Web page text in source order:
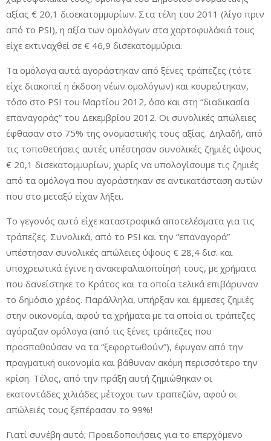
αξίας € 20,1 δισεκατομμυρίων. Στα τέλη του 2011 (λίγο πριν
από το PSI), η αξία των ομολόγων στα χαρτοφυλάκιά τους
είχε εκτιναχθεί σε € 46,9 δισεκατομμύρια.
Τα ομόλογα αυτά αγοράστηκαν από ξένες τράπεζες (τότε
είχε διακοπεί η έκδοση νέων ομολόγων) και κουρεύτηκαν,
τόσο στο PSI του Μαρτίου 2012, όσο και στη “διαδικασία
επαναγοράς” του Δεκεμβρίου 2012. Οι συνολικές απώλειες
έφθασαν στο 75% της ονομαστικής τους αξίας. Δηλαδή, από
τις τοποθετήσεις αυτές υπέστησαν συνολικές ζημιές ύψους
€ 20,1 δισεκατομμυρίων, χωρίς να υπολογίσουμε τις ζημιές
από τα ομόλογα που αγοράστηκαν σε αντικατάσταση αυτών
που στο μεταξύ είχαν λήξει.
Το γεγονός αυτό είχε καταστροφικά αποτελέσματα για τις
τράπεζες. Συνολικά, από το PSI και την “επαναγορά”
υπέστησαν συνολικές απώλειες ύψους € 28,4 δισ. και
υποχρεωτικά έγινε η ανακεφαλαιοποίησή τους, με χρήματα
που δανείστηκε το Κράτος και τα οποία τελικά επιβάρυναν
το δημόσιο χρέος. Παράλληλα, υπήρξαν και έμμεσες ζημιές
στην οικονομία, αφού τα χρήματα με τα οποία οι τράπεζες
αγόραζαν ομόλογα (από τις ξένες τράπεζες που
προσπαθούσαν να τα “ξεφορτωθούν”), έφυγαν από την
πραγματική οικονομία και βάθυναν ακόμη περισσότερο την
κρίση. Τέλος, από την πράξη αυτή ζημιώθηκαν οι
εκατοντάδες χιλιάδες μέτοχοι των τραπεζών, αφού οι
απώλειές τους ξεπέρασαν το 99%!
Γιατί συνέβη αυτό; Προειδοποιήσεις για το επερχόμενο